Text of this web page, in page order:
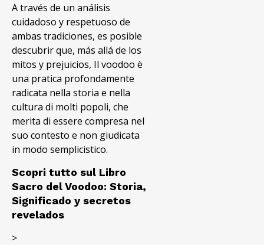
A través de un análisis
cuidadoso y respetuoso de
ambas tradiciones, es posible
descubrir que, más allá de los
mitos y prejuicios, Il voodoo è
una pratica profondamente
radicata nella storia e nella
cultura di molti popoli, che
merita di essere compresa nel
suo contesto e non giudicata
in modo semplicistico.
Scopri tutto sul Libro
Sacro del Voodoo: Storia,
Significado y secretos
revelados
>